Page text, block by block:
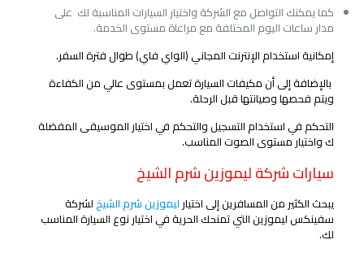
كما يمكنك التواصل مع الشركة واختيار السيارات المناسبة لك على
مدار ساعات اليوم المختلفة مع مراعاة مستوى الخدمة.
إمكانية استخدام الإنترنت المجاني (الواي فاي) طوال فترة السفر.
بالإضافة إلى أن مكيفات السيارة تعمل بمستوى عالي من الكفاءة
ويتم فحصها وصيانتها قبل الرحلة.
التحكم في استخدام التسجيل والتحكم في اختيار الموسيقى المفضلة
ك واختيار مستوى الصوت المناسب.
سيارات شركةليموزين شرم الشيخ
يبحث الكثير من المسافرين إلى اختيار ليموزين شرم الشيخلشركة
سفينكس ليموزين التي تمنحك الحرية في اختيار نوع السيارة المناسب
لك.